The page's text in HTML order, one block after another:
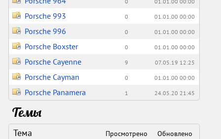
Porsche 993 0 01.01.00 00:00
Porsche 996 0 01.01.00 00:00
Porsche Boxster 0 01.01.00 00:00
Porsche Cayenne 9 07.05.19 12:25
Porsche Cayman 0 01.01.00 00:00
Porsche Panamera 1 24.05.20 21:45
Темы
Тема Просмотрено Обновлено